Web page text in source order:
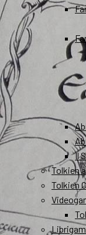
Il
Tolkien
Tolkien